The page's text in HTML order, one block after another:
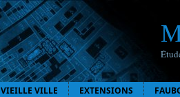
VIEILLE VILLE EXTENSIONS